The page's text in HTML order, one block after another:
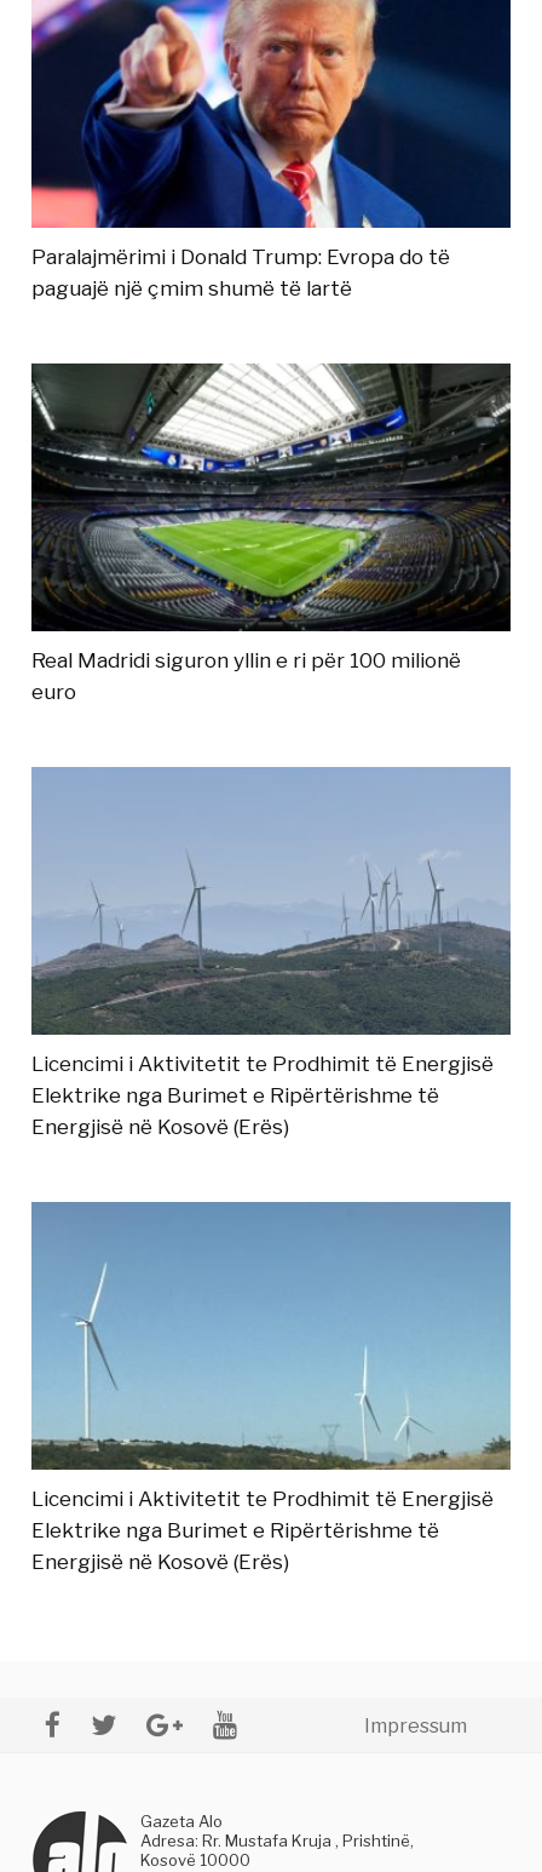
Paralajmërimi i Donald Trump: Evropa do të
paguajë një çmim shumë të lartë
Real Madridi siguron yllin e ri për 100 milionë
euro
Licencimi i Aktivitetit te Prodhimit të Energjisë
Elektrike nga Burimet e Ripërtërishme të
Energjisë në Kosovë (Erës)
Licencimi i Aktivitetit te Prodhimit të Energjisë
Elektrike nga Burimet e Ripërtërishme të
Energjisë në Kosovë (Erës)
Impressum
Gazeta Alo
Adresa: Rr. Mustafa Kruja , Prishtinë,
Kosovë 10000